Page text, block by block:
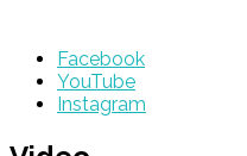
Facebook
YouTube
Instagram